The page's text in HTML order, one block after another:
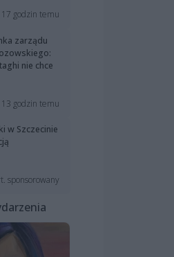
17 godzin temu
zarządu
nie chce
13 godzin temu
w Szczecinie
sponsorowany